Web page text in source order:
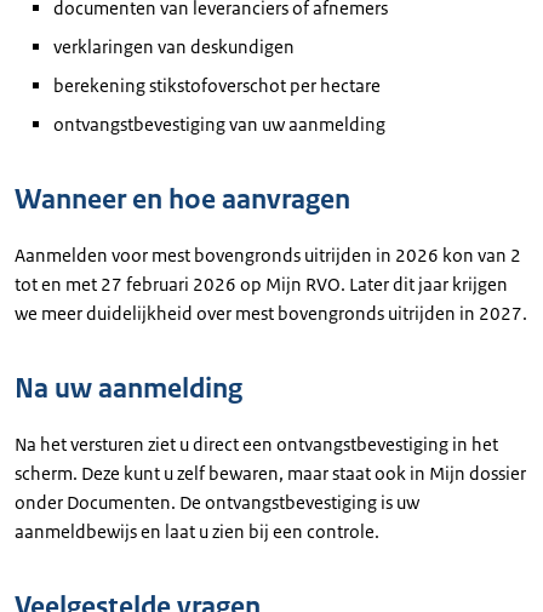
documenten van leveranciers of afnemers
verklaringen van deskundigen
berekening stikstofoverschot per hectare
ontvangstbevestiging van uw aanmelding
Wanneer en hoe aanvragen
Aanmelden voor mest bovengronds uitrijden in 2026 kon van 2
tot en met 27 februari 2026 op Mijn RVO. Later dit jaar krijgen
we meer duidelijkheid over mest bovengronds uitrijden in 2027.
Na uw aanmelding
Na het versturen ziet u direct een ontvangstbevestiging in het
scherm. Deze kunt u zelf bewaren, maar staat ook in Mijn dossier
onder Documenten. De ontvangstbevestiging is uw
aanmeldbewijs en laat u zien bij een controle.